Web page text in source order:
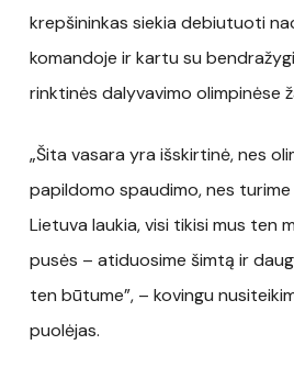
krepšininkas siekia debiutuoti
komandoje ir kartu su
rinktinės dalyvavimo olimpinėse
„Šita vasara yra išskirtinė, nes
papildomo spaudimo, nes
Lietuva laukia, visi tikisi mus ten
pusės – atiduosime šimtą ir
ten būtume”, – kovingu
puolėjas.